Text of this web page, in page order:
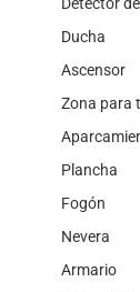
Ducha
Ascensor
Zona para
Plancha
Fogón
Nevera
Armario